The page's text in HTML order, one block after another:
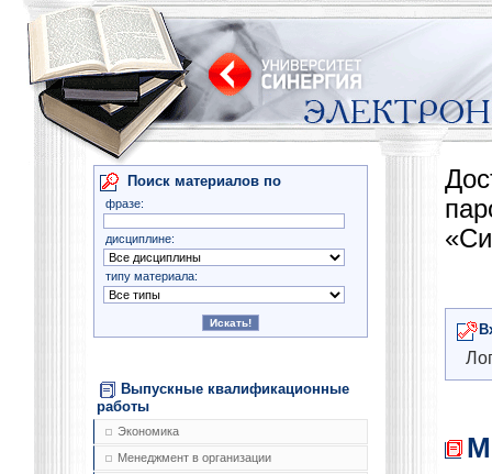
Поиск материалов по
фразе:
дисциплине:
типу материала:
Выпускные квалификационные
работы
Экономика
Менеджмент в организации